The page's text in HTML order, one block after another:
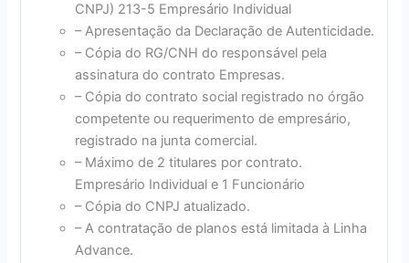
CNPJ) 213-5 Empresário Individual
– Apresentação da Declaração de Autenticidade.
– Cópia do RG/CNH do responsável pela
assinatura do contrato Empresas.
– Cópia do contrato social registrado no órgão
competente ou requerimento de empresário,
registrado na junta comercial.
– Máximo de 2 titulares por contrato.
Empresário Individual e 1 Funcionário
– Cópia do CNPJ atualizado.
– A contratação de planos está limitada à Linha
Advance.